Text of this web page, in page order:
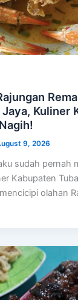
Kuliner
9, 2026
sudah pernah
Kabupaten
olahan